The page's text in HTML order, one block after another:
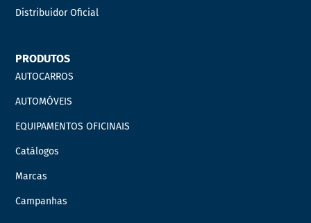
Distribuidor Oficial
PRODUTOS
AUTOCARROS
AUTOMÓVEIS
EQUIPAMENTOS OFICINAIS
Catálogos
Marcas
Campanhas